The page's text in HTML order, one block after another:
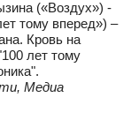
(«Воздух») -
тому вперед») –
Кровь на
лет тому
Медиа